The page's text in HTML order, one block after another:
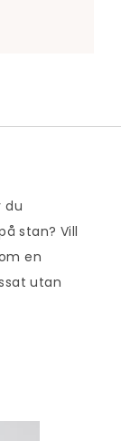
du
stan? Vill
en
utan